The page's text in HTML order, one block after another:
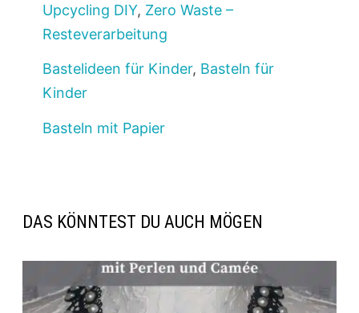
Upcycling DIY, Zero Waste –
Resteverarbeitung
Bastelideen für Kinder, Basteln für
Kinder
Basteln mit Papier
DAS KÖNNTEST DU AUCH MÖGEN